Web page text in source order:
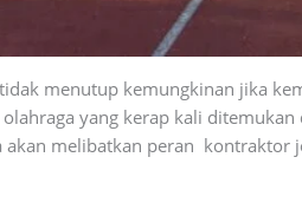
menutup kemungkinan jika
yang kerap kali
melibatkan peran kontraktor